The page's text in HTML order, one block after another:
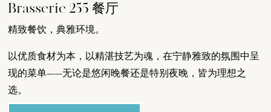
Brasserie 255 餐厅
精致餐饮，典雅环境。
以优质食材为本，以精湛技艺为魂，在宁静雅致的氛围中呈
现的菜单——无论是悠闲晚餐还是特别夜晚，皆为理想之
选。